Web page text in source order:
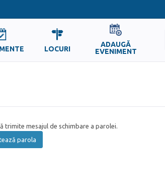
LOCURI
ADAUGĂ
EVENIMENT
trimite mesajul de schimbare a parolei.
parola